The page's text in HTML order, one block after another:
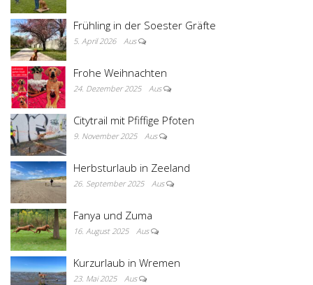
Frühling in der Soester Gräfte
5. April 2026 Aus
Frohe Weihnachten
24. Dezember 2025 Aus
Citytrail mit Pfiffige Pfoten
9. November 2025 Aus
Herbsturlaub in Zeeland
26. September 2025 Aus
Fanya und Zuma
16. August 2025 Aus
Kurzurlaub in Wremen
23. Mai 2025 Aus